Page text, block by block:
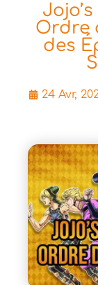
Ordre
des
24 Avr,